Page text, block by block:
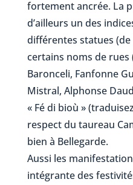
fortement ancrée. La
d’ailleurs un des
différentes statues
certains noms de rues
Baronceli, Fanfonne
Mistral, Alphonse
« Fé di bioù »
respect du taureau
bien à Bellegarde.
Aussi les
intégrante des